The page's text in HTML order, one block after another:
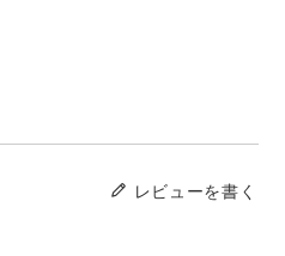
レビューを書く